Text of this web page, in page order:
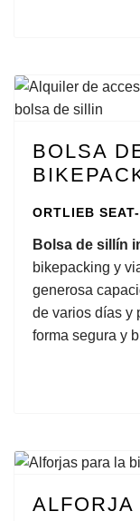
BOLSA
ORTLIEB
Bolsa de sillín
bikepacking y
generosa
de varios días y
forma segura y
ALFORJA